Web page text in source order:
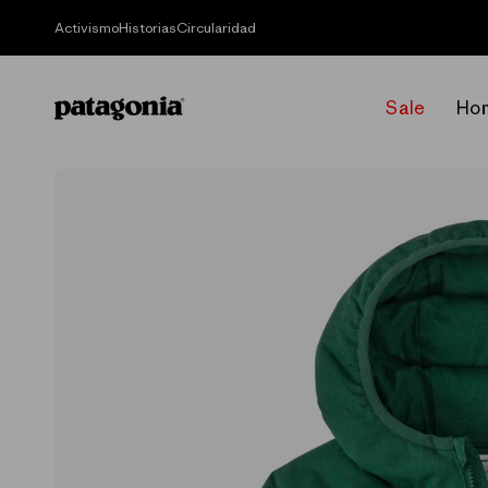
directamente
ActivismoHistoriasCircularidad
Sale